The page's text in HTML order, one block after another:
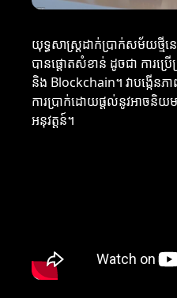
យុទ្ធសាស្ត្រ​ដាក់​ប្រាក់​សម័យថ្មីនេ
បានផ្តោតសំខាន់ ដូចជា ការប្រ
និង Blockchain។ វាបង្កើន
ការប្រាក់ដោយផ្តល់នូវអាចនិយម
អនុវត្តន៍។